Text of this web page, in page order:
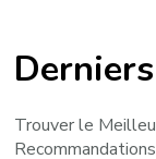
Trouver le
Recommandations